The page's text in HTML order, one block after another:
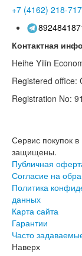
+7 (4162) 218-717
Контактная
Heihe Yilin
Registered office:
Registration No:
Сервис покупок
защищены.
Публичная
Согласие на
Политика
данных
Карта сайта
Гарантии
Часто
Наверх